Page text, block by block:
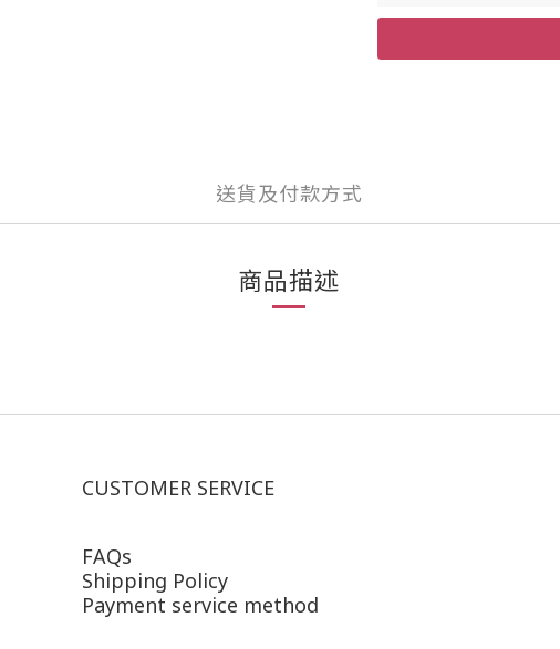
送貨及付款方式
商品描述
CUSTOMER SERVICE
FAQs
Shipping Policy
Payment service method